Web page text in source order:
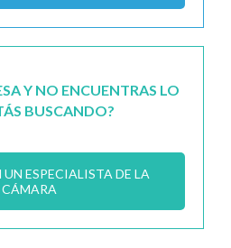
Y NO ENCUENTRAS LO
BUSCANDO?
ESPECIALISTA DE LA
CÁMARA